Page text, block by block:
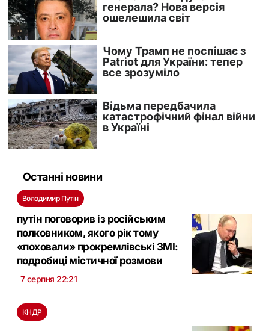
Останні новини
Володимир Путін
путін поговорив із російським
полковником, якого рік тому
«поховали» прокремлівські ЗМІ:
подробиці містичної розмови
7 серпня 22:21
КНДР